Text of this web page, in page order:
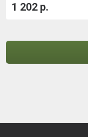
1 202 р.